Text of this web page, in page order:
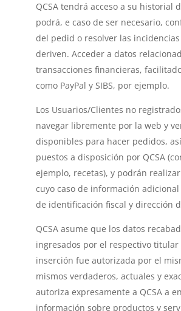
QCSA tendrá acceso a su historial
podrá, e caso de ser necesario,
del pedid o resolver las
deriven. Acceder a datos
transacciones financieras,
como PayPal y SIBS, por ejemplo.
Los Usuarios/Clientes no
navegar libremente por la web y
disponibles para hacer pedidos,
puestos a disposición por QCSA
ejemplo, recetas), y podrán
cuyo caso de información
de identificación fiscal y dirección
QCSA asume que los datos
ingresados por el respectivo titular
inserción fue autorizada por el
mismos verdaderos, actuales y
autoriza expresamente a QCSA a
información sobre productos y